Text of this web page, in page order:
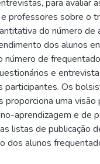
para avaliar
professores sobre o
do número de
dos alunos
número de
e
participantes. Os
proporciona uma visão
aprendizagem e de
listas de publicação
dos alunos